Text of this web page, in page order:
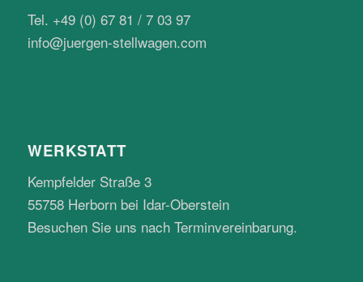
Tel. +49 (0) 67 81 / 7 03 97
info@juergen-stellwagen.com
WERKSTATT
Kempfelder Straße 3
55758 Herborn bei Idar-Oberstein
Besuchen Sie uns nach Terminvereinbarung.